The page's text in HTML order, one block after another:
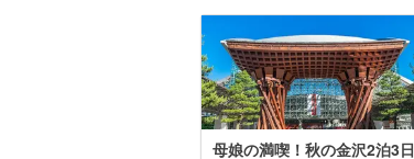
母娘の満喫！秋の金沢2泊3日